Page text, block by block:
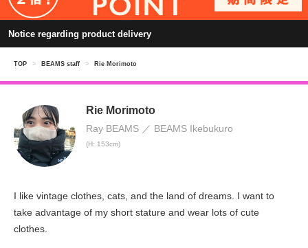
Notice regarding product delivery
TOP > BEAMS staff > Rie Morimoto
Rie Morimoto
Ray BEAMS BEAMS Ikebukuro
(H: 153cm)
I like vintage clothes, cats, and the land of dreams. I want to
take advantage of my short stature and wear lots of cute
clothes.